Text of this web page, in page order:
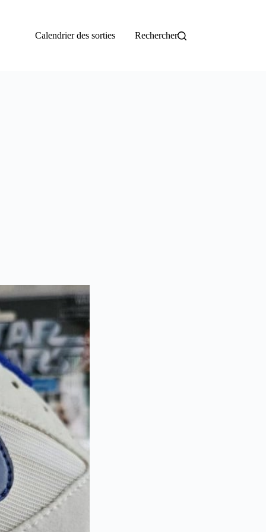
Calendrier des sorties Rechercher